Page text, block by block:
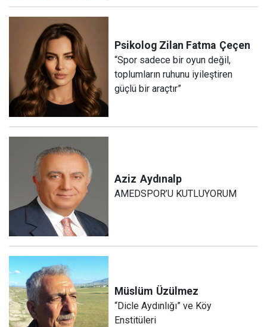
Psikolog Zilan Fatma Çeçen
“Spor sadece bir oyun değil,
toplumların ruhunu iyileştiren
güçlü bir araçtır”
Aziz Aydınalp
AMEDSPOR’U KUTLUYORUM
Müslüm Üzülmez
“Dicle Aydınlığı” ve Köy
Enstitüleri